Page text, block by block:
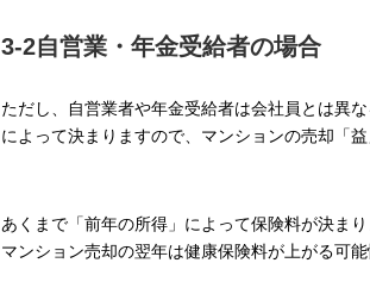
3-2自営業・年金受給者の場合
ただし、自営業者や年金受給者は会社員とは異な
によって決まりますので、マンションの売却「
あくまで「前年の所得」によって保険料が決ま
マンション売却の翌年は健康保険料が上がる可